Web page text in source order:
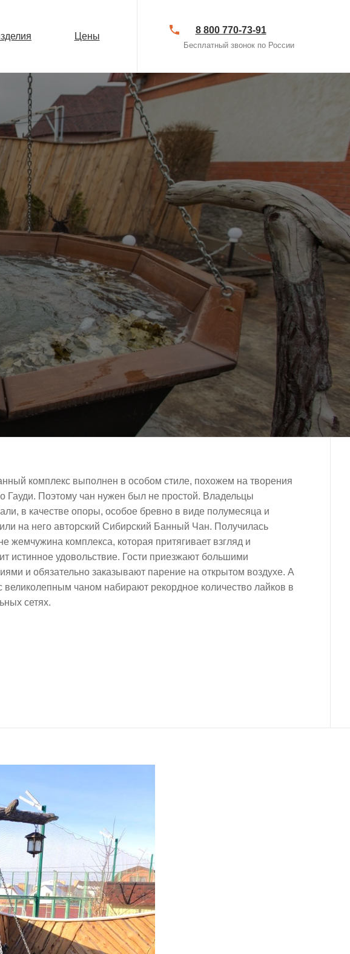
Цены
8 800 770-73-91
Бесплатный звонок по России
комплекс выполнен в особом стиле, похожем на творения
Гауди. Поэтому чан нужен был не простой. Владельцы
в качестве опоры, особое бревно в виде полумесяца и
на него авторский Сибирский Банный Чан. Получилась
жемчужина комплекса, которая притягивает взгляд и
истинное удовольствие. Гости приезжают большими
и обязательно заказывают парение на открытом воздухе. А
великолепным чаном набирают рекордное количество лайков в
сетях.